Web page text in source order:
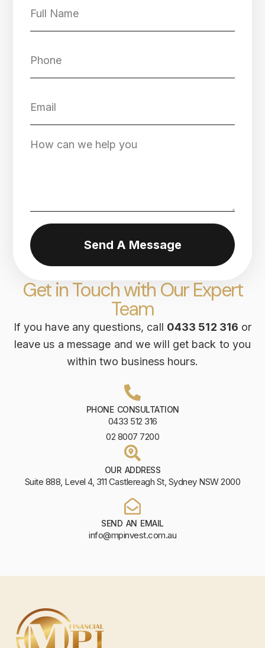
Get in Touch with Our Expert
Team
If you have any questions, call 0433 512 316 or
leave us a message and we will get back to you
within two business hours.
PHONE CONSULTATION
0433 512 316
02 8007 7200
OUR ADDRESS
Suite 888, Level 4, 311 Castlereagh St, Sydney NSW 2000
SEND AN EMAIL
info@mpinvest.com.au
Send A Message